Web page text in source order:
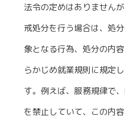
法令の定めはありません
戒処分を行う場合は、処
象となる行為、処分の内
らかじめ就業規則に規定
す。例えば、服務規律で
を禁止していて、この内